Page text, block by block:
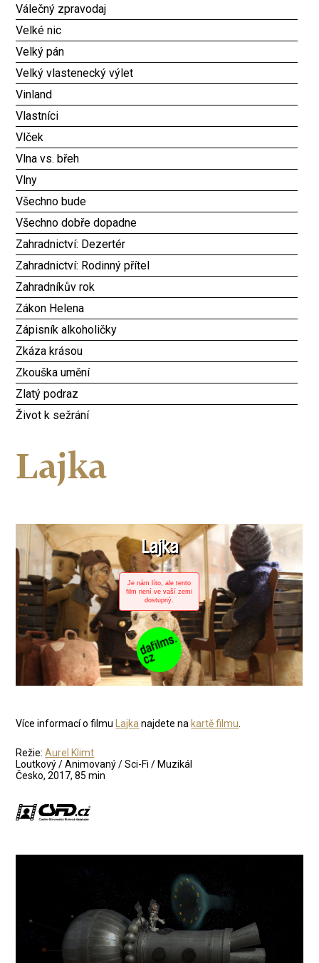
Válečný zpravodaj
Velké nic
Velký pán
Velký vlastenecký výlet
Vinland
Vlastníci
Vlček
Vlna vs. břeh
Vlny
Všechno bude
Všechno dobře dopadne
Zahradnictví: Dezertér
Zahradnictví: Rodinný přítel
Zahradníkův rok
Zákon Helena
Zápisník alkoholičky
Zkáza krásou
Zkouška umění
Zlatý podraz
Život k sežrání
Lajka
Více informací o filmu Lajka najdete na kartě filmu
Režie:Aurel Klimt
Loutkový / Animovaný / Sci-Fi / Muzikál
Česko, 2017, 85 min